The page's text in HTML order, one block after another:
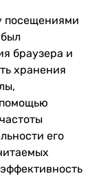
посещениями
браузера и
хранения
его